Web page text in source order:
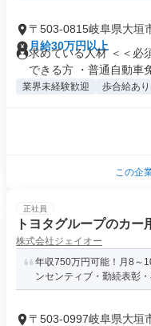
〒503-0815岐阜県大垣
月給30万円以上
求めている人材 ＜＜必
できる方 ・普通自動車
業界未経験歓迎 歩合給あり
この企
正社員
トヨタグループのカ
株式会社ジェイオー
年収750万円可能！月8～
ンセンティブ・勤続表彰
〒503-0997岐阜県大垣